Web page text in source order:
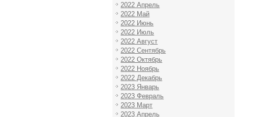
2022 Апрель
2022 Май
2022 Июнь
2022 Июль
2022 Август
2022 Сентябрь
2022 Октябрь
2022 Ноябрь
2022 Декабрь
2023 Январь
2023 Февраль
2023 Март
2023 Апрель